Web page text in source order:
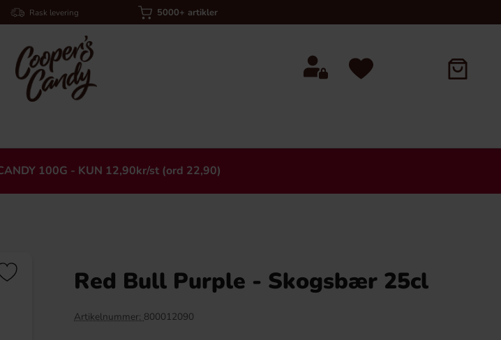
Rask levering 5000+ artikler
100G - KUN 12,90kr/st (ord 22,90)
Red Bull Purple - Skogsbær 25cl
Artikelnummer: 800012090